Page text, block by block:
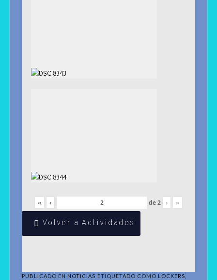
« ‹ de2 › »
Volver a Actividades
PUBLICADO EN NOTICIAS ETIQUETADO COMO LOCKERS